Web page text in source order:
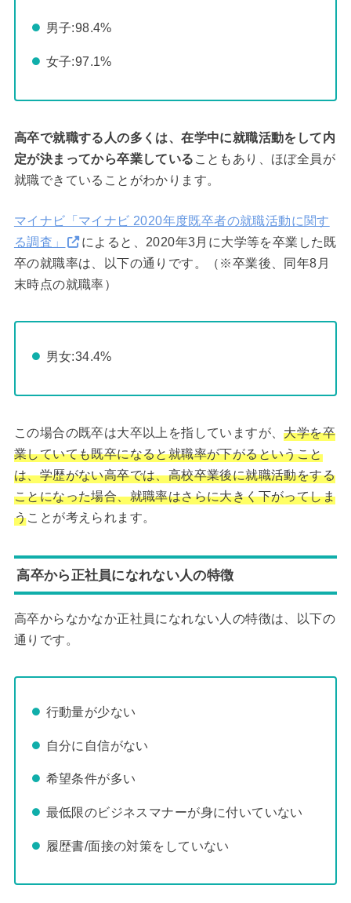
男子:98.4%
女子:97.1%
高卒で就職する人の多くは、在学中に就職活動をして内
定が決まってから卒業している こともあり、ほぼ全員が
就職できていることがわかります。
マイナビ「マイナビ 2020年度既卒者の就職活動に関す
る調査」
によると、2020年3月に大学等を卒業した既
卒の就職率は、以下の通りです。（※卒業後、同年8月
末時点の就職率）
男女:34.4%
この場合の既卒は大卒以上を指していますが、大学を卒
業していても既卒になると就職率が下がるということ
は、学歴がない高卒では、高校卒業後に就職活動をする
ことになった場合、就職率はさらに大きく下がってしま
うことが考えられます。
高卒から正社員になれない人の特徴
高卒からなかなか正社員になれない人の特徴は、以下の
通りです。
行動量が少ない
自分に自信がない
希望条件が多い
最低限のビジネスマナーが身に付いていない
履歴書/面接の対策をしていない